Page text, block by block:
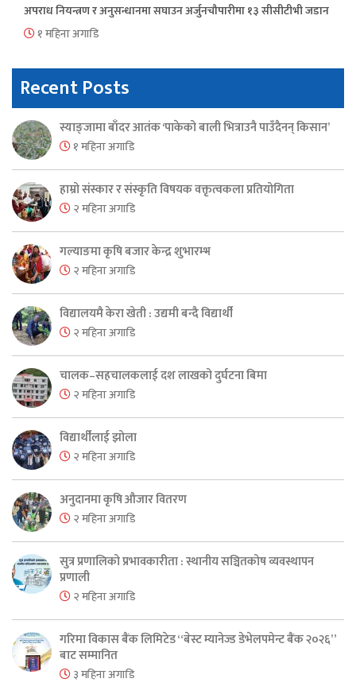
अपराध नियन्त्रण र अनुसन्धानमा सघाउन अर्जुनचौपारीमा १३ सीसीटीभी जडान
१ महिना अगाडि
Recent Posts
स्याङ्जामा बाँदर आतंक ‘पाकेको बाली भित्राउनै पाउँदैनन् किसान’
१ महिना अगाडि
हाम्रो संस्कार र संस्कृति विषयक वक्तृत्वकला प्रतियोगिता
२ महिना अगाडि
गल्याङमा कृषि बजार केन्द्र शुभारम्भ
२ महिना अगाडि
विद्यालयमै केरा खेती : उद्यमी बन्दै विद्यार्थी
२ महिना अगाडि
चालक–सहचालकलाई दश लाखको दुर्घटना बिमा
२ महिना अगाडि
विद्यार्थीलाई झोला
२ महिना अगाडि
अनुदानमा कृषि औजार वितरण
२ महिना अगाडि
सुत्र प्रणालिको प्रभावकारीता : स्थानीय सञ्चितकोष व्यवस्थापन
प्रणाली
२ महिना अगाडि
गरिमा विकास बैंक लिमिटेड “बेस्ट म्यानेज्ड डेभेलपमेन्ट बैंक २०२६”
बाट सम्मानित
३ महिना अगाडि